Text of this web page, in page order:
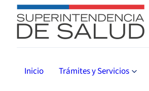
Inicio Trámites y Servicios